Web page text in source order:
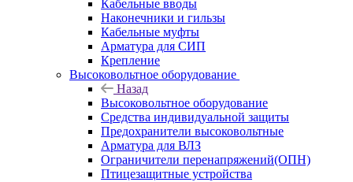
Кабельные вводы
Наконечники и гильзы
Кабельные муфты
Арматура для СИП
Крепление
Высоковольтное оборудование
Назад
Высоковольтное оборудование
Средства индивидуальной защиты
Предохранители высоковольтные
Арматура для ВЛЗ
Ограничители перенапряжений(ОПН)
Птицезащитные устройства